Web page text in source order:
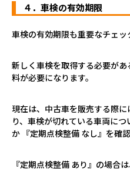
４．車検の有効期限
車検の有効期限も重要なチェッ
新しく車検を取得する必要が
料が必要になります。
現在は、中古車を販売する際
り、車検が切れている車両につ
か 『定期点検整備 なし』を確
『定期点検整備 あり』の場合